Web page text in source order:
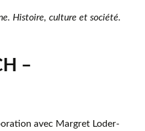
Histoire, culture et société.
–
avec Margret Loder-